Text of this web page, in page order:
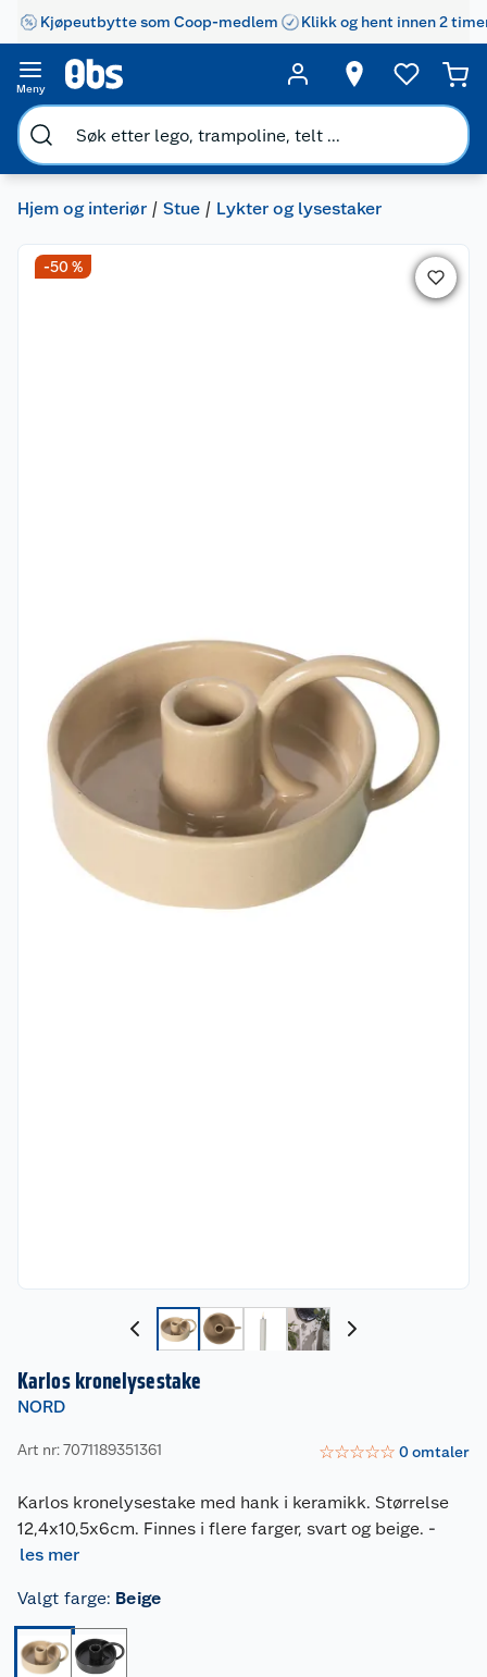
Kjøpeutbytte som Coop-medlem Klikk og hent innen 2
Meny
Hjem og interiør Stue Lykter og lysestaker
-50 %
Karlos kronelysestake
NORD
Art nr: 7071189351361 ☆☆☆☆☆ 0omtaler
Karlos kronelysestake med hank i keramikk. Størrelse
12,4x10,5x6cm. Finnes i flere farger, svart og beige. -
les mer
Valgt farge: Beige